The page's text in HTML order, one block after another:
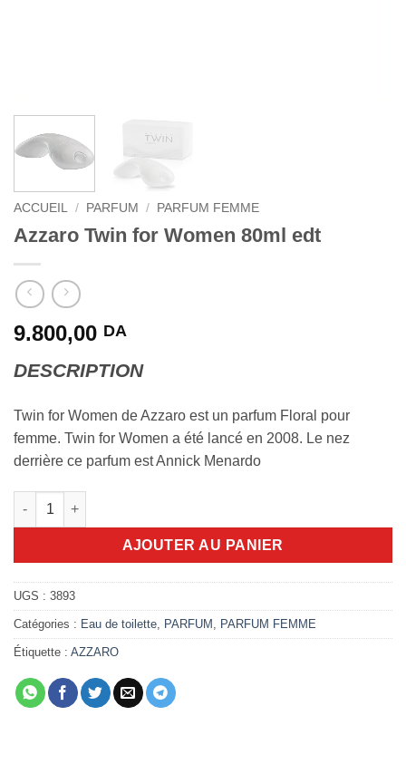
ACCUEIL / PARFUM / PARFUM FEMME
Azzaro Twin for Women 80ml edt
9.800,00 DA
DESCRIPTION
Twin for Women de Azzaro est un parfum Floral pour
femme. Twin for Women a été lancé en 2008. Le nez
derrière ce parfum est Annick Menardo
quantité de Azzaro Twin for Women 80ml edt
AJOUTER AU PANIER
UGS : 3893
Catégories : Eau de toilette PARFUM PARFUM FEMME
Étiquette : AZZARO